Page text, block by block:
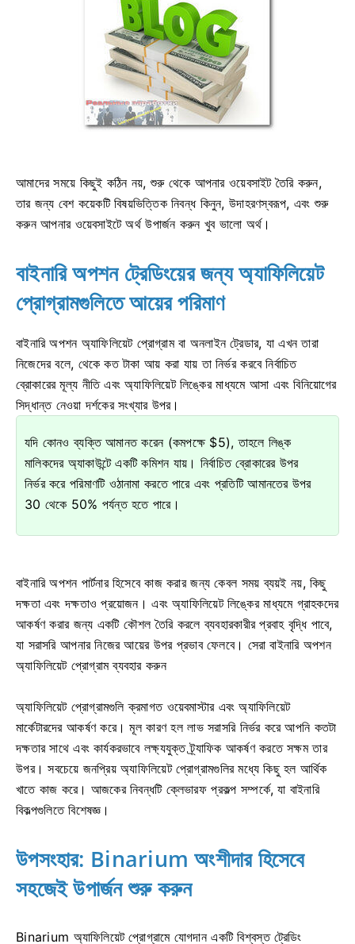
আমাদের সময়ে কিছুই কঠিন নয়, শুরু থেকে আপনার ওয়েবসাইট তৈরি করুন,
তার জন্য বেশ কয়েকটি বিষয়ভিত্তিক নিবন্ধ কিনুন, উদাহরণস্বরূপ, এবং শুরু
করুন আপনার ওয়েবসাইটে অর্থ উপার্জন করুন খুব ভালো অর্থ।
বাইনারি অপশন ট্রেডিংয়ের জন্য অ্যাফিলিয়েট
প্রোগ্রামগুলিতে আয়ের পরিমাণ
বাইনারি অপশন অ্যাফিলিয়েট প্রোগ্রাম বা অনলাইন ট্রেডার, যা এখন তারা
নিজেদের বলে, থেকে কত টাকা আয় করা যায় তা নির্ভর করবে নির্বাচিত
ব্রোকারের মূল্য নীতি এবং অ্যাফিলিয়েট লিঙ্কের মাধ্যমে আসা এবং বিনিয়োগের
সিদ্ধান্ত নেওয়া দর্শকের সংখ্যার উপর।
যদি কোনও ব্যক্তি আমানত করেন (কমপক্ষে $5), তাহলে লিঙ্ক
মালিকদের অ্যাকাউন্টে একটি কমিশন যায়। নির্বাচিত ব্রোকারের উপর
নির্ভর করে পরিমাণটি ওঠানামা করতে পারে এবং প্রতিটি আমানতের উপর
30 থেকে 50% পর্যন্ত হতে পারে।
বাইনারি অপশন পার্টনার হিসেবে কাজ করার জন্য কেবল সময় ব্যয়ই নয়, কিছু
দক্ষতা এবং দক্ষতাও প্রয়োজন। এবং অ্যাফিলিয়েট লিঙ্কের মাধ্যমে গ্রাহকদের
আকর্ষণ করার জন্য একটি কৌশল তৈরি করলে ব্যবহারকারীর প্রবাহ বৃদ্ধি পাবে,
যা সরাসরি আপনার নিজের আয়ের উপর প্রভাব ফেলবে। সেরা বাইনারি অপশন
অ্যাফিলিয়েট প্রোগ্রাম ব্যবহার করুন
অ্যাফিলিয়েট প্রোগ্রামগুলি ক্রমাগত ওয়েবমাস্টার এবং অ্যাফিলিয়েট
মার্কেটারদের আকর্ষণ করে। মূল কারণ হল লাভ সরাসরি নির্ভর করে আপনি কতটা
দক্ষতার সাথে এবং কার্যকরভাবে লক্ষ্যযুক্ত ট্র্যাফিক আকর্ষণ করতে সক্ষম তার
উপর। সবচেয়ে জনপ্রিয় অ্যাফিলিয়েট প্রোগ্রামগুলির মধ্যে কিছু হল আর্থিক
খাতে কাজ করে। আজকের নিবন্ধটি ক্লেভারফ প্রকল্প সম্পর্কে, যা বাইনারি
বিকল্পগুলিতে বিশেষজ্ঞ।
উপসংহার: Binarium অংশীদার হিসেবে
সহজেই উপার্জন শুরু করুন
Binarium অ্যাফিলিয়েট প্রোগ্রামে যোগদান একটি বিশ্বস্ত ট্রেডিং